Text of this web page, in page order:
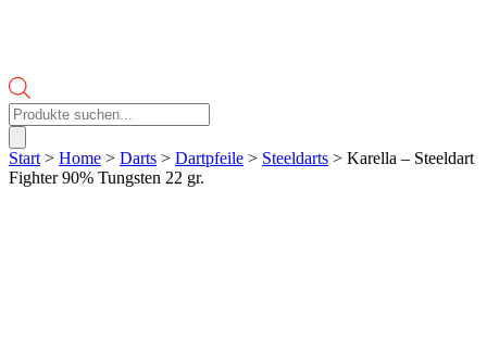
Products
search
Start > Home > Darts > Dartpfeile > Steeldarts > Karella – Steeldart
Fighter 90% Tungsten 22 gr.